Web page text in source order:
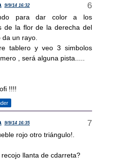
9/9/14 16:32
para dar color a los
de la flor de la derecha del
da un rayo.
tablero y veo 3 simbolos
, será alguna pista.....
!!!!
9/9/14 16:35
rojo otro triángulo!.
llanta de cdarreta?